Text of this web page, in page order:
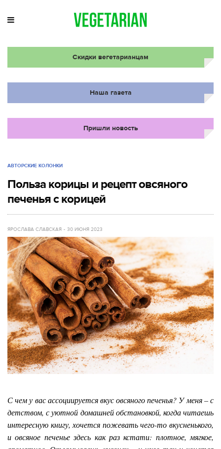
Скидки вегетарианцам
Наша газета
Пришли новость
АВТОРСКИЕ КОЛОНКИ
Польза корицы и рецепт овсяного
печенья с корицей
ЯРОСЛАВА СЛАВСКАЯ 30 ИЮНЯ 2023
С чем у вас ассоциируется вкус овсяного печенья? У меня – с
детством, с уютной домашней обстановкой, когда читаешь
интересную книгу, хочется пожевать чего-то вкусненького,
и овсяное печенье здесь как раз кстати: плотное, мягкое,